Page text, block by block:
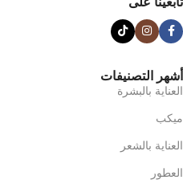
أشهر التصنيفات
العناية بالبشرة
ميكب
العناية بالشعر
العطور